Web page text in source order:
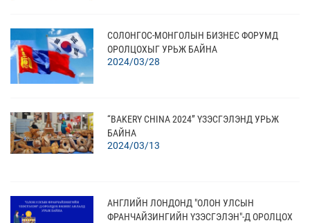
СОЛОНГОС-МОНГОЛЫН БИЗНЕС ФОРУМД
ОРОЛЦОХЫГ УРЬЖ БАЙНА
2024/03/28
“BAKERY CHINA 2024” ҮЗЭСГЭЛЭНД УРЬЖ
БАЙНА
2024/03/13
АНГЛИЙН ЛОНДОНД "ОЛОН УЛСЫН
ФРАНЧАЙЗИНГИЙН ҮЗЭСГЭЛЭН"-Д ОРОЛЦОХ